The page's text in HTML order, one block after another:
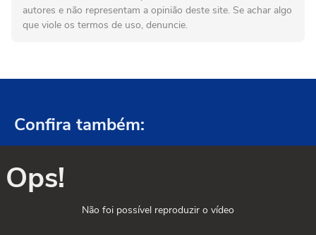
autores e não representam a opinião deste site. Se achar algo
que viole os termos de uso, denuncie.
Confira também:
Ops!
Não foi possível reproduzir o vídeo